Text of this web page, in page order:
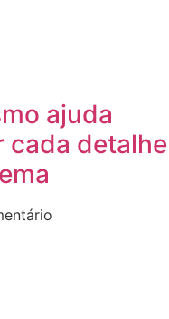
ajuda
cada detalhe